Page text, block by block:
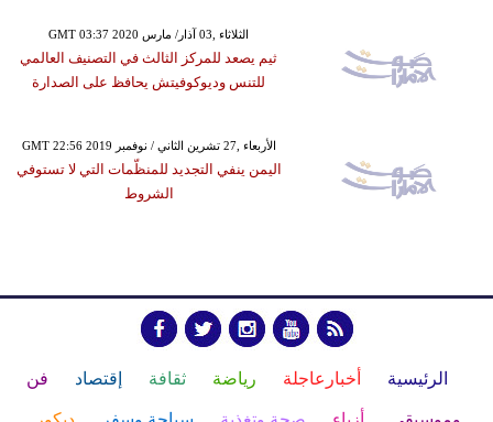
GMT 03:37 2020 الثلاثاء ,03 آذار/ مارس
ثيم يصعد للمركز الثالث في التصنيف العالمي
للتنس وديوكوفيتش يحافظ على الصدارة
GMT 22:56 2019 الأربعاء ,27 تشرين الثاني / نوفمبر
اليمن ينفي التجديد للمنظّمات التي لا تستوفي
الشروط
الرئيسية أخبارعاجلة رياضة ثقافة إقتصاد فن